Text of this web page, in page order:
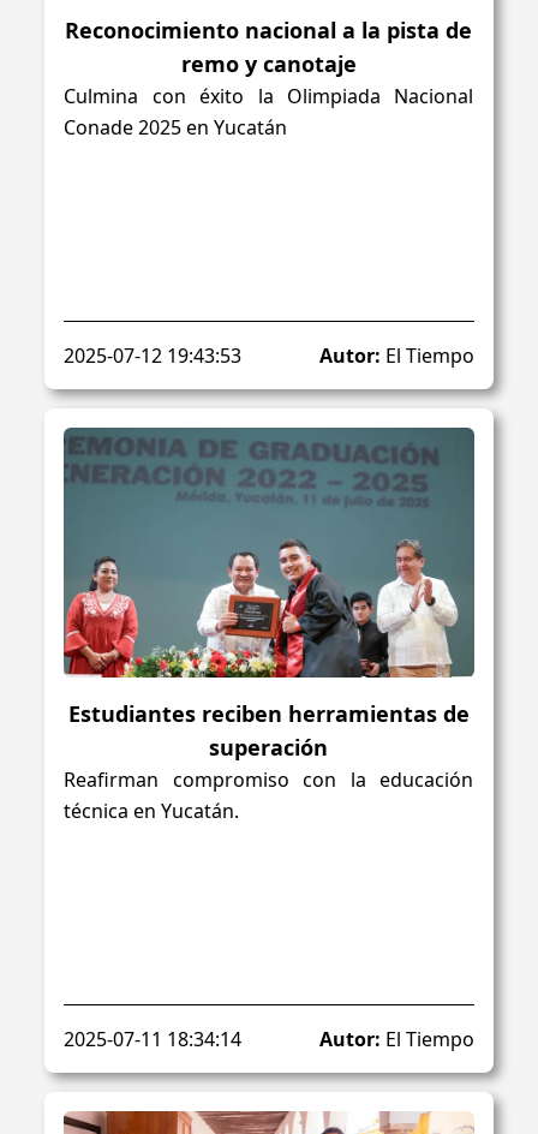
Reconocimiento nacional a la pista de
remo y canotaje
Culmina con éxito la Olimpiada Nacional
Conade 2025 en Yucatán
2025-07-12 19:43:53 Autor: El Tiempo
Estudiantes reciben herramientas de
superación
Reafirman compromiso con la educación
técnica en Yucatán.
2025-07-11 18:34:14 Autor: El Tiempo